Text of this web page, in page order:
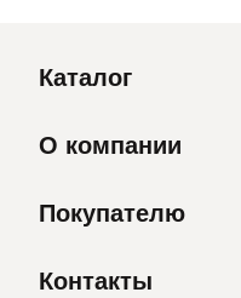
Каталог
О компании
Покупателю
Контакты